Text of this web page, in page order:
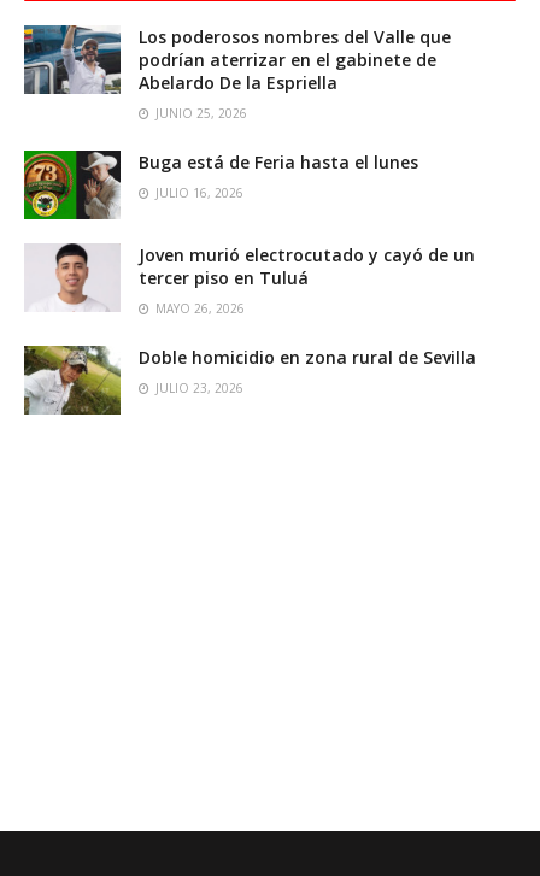
Los poderosos nombres del Valle que
podrían aterrizar en el gabinete de
Abelardo De la Espriella
JUNIO 25, 2026
Buga está de Feria hasta el lunes
JULIO 16, 2026
Joven murió electrocutado y cayó de un
tercer piso en Tuluá
MAYO 26, 2026
Doble homicidio en zona rural de Sevilla
JULIO 23, 2026